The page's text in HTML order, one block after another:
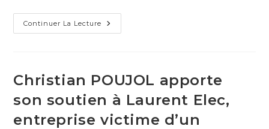
Continuer La Lecture
Christian POUJOL apporte
son soutien à Laurent Elec,
entreprise victime d’un